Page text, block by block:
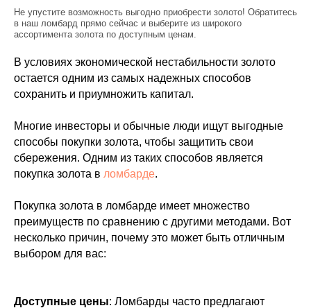
Не упустите возможность выгодно приобрести золото! Обратитесь
в наш ломбард прямо сейчас и выберите из широкого
ассортимента золота по доступным ценам.
В условиях экономической нестабильности золото
остается одним из самых надежных способов
сохранить и приумножить капитал.
Многие инвесторы и обычные люди ищут выгодные
способы покупки золота, чтобы защитить свои
сбережения. Одним из таких способов является
покупка золота в ломбарде.
Покупка золота в ломбарде имеет множество
преимуществ по сравнению с другими методами. Вот
несколько причин, почему это может быть отличным
выбором для вас:
Доступные цены: Ломбарды часто предлагают